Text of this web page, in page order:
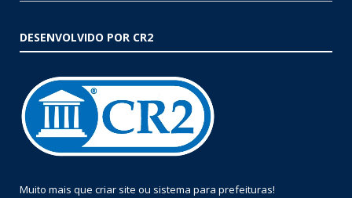
DESENVOLVIDO POR CR2
Muito mais que criar site ou sistema para prefeituras!